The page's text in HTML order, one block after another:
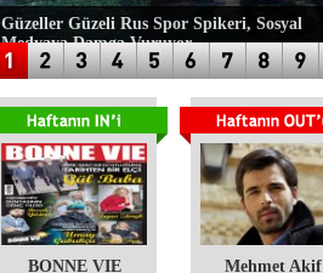
Güzeller Güzeli Rus Spor Spikeri, Sosyal
Medyaya Damga Vuruyor
BONNE VIE
​Mehmet Akif